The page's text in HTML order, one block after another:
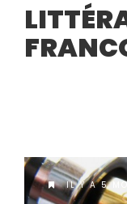
IL Y A 5